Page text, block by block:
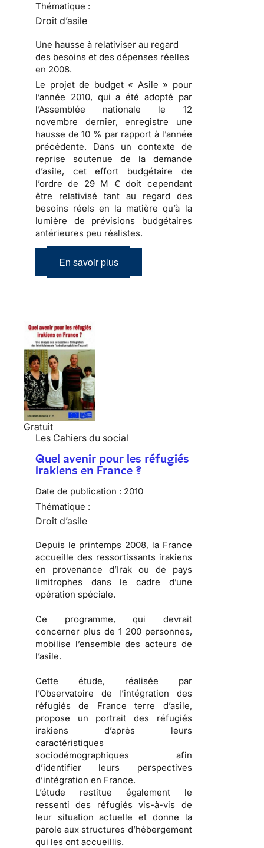
Thématique :
Droit d’asile
Une hausse à relativiser au regard
des besoins et des dépenses réelles
en 2008.
Le projet de budget « Asile » pour
l’année 2010, qui a été adopté par
l’Assemblée nationale le 12
novembre dernier, enregistre une
hausse de 10 % par rapport à l’année
précédente. Dans un contexte de
reprise soutenue de la demande
d’asile, cet effort budgétaire de
l’ordre de 29 M € doit cependant
être relativisé tant au regard des
besoins réels en la matière qu’à la
lumière de prévisions budgétaires
antérieures peu réalistes.
En savoir plus
Gratuit
Les Cahiers du social
Quel avenir pour les réfugiés
irakiens en France ?
Date de publication : 2010
Thématique :
Droit d’asile
Depuis le printemps 2008, la France
accueille des ressortissants irakiens
en provenance d’Irak ou de pays
limitrophes dans le cadre d’une
opération spéciale.
Ce programme, qui devrait
concerner plus de 1 200 personnes,
mobilise l’ensemble des acteurs de
l’asile.
Cette étude, réalisée par
l’Observatoire de l’intégration des
réfugiés de France terre d’asile,
propose un portrait des réfugiés
irakiens d’après leurs
caractéristiques
sociodémographiques afin
d’identifier leurs perspectives
d’intégration en France.
L’étude restitue égalementle
ressenti des réfugiés vis-à-vis de
leur situation actuelle et donne la
parole aux structures d’hébergement
qui les ont accueillis.